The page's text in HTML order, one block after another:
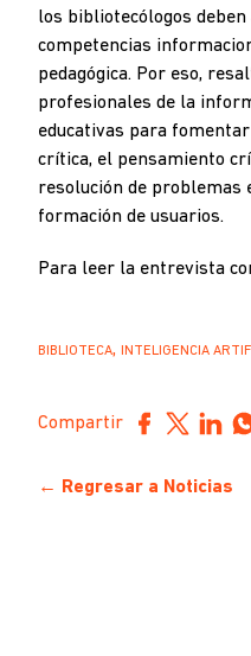
los bibliotecólogos
competencias
pedagógica. Por eso,
profesionales de la
educativas para
crítica, el pensamiento
resolución de problemas
formación de usuarios.
Para leer la entrevista
BIBLIOTECA, INTELIGENCIA
Compartir
← Regresar a Noticias